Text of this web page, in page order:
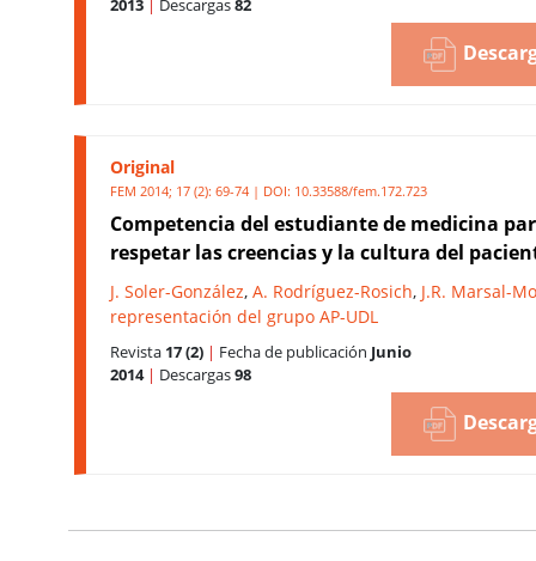
2013 | Descargas82
Original
FEM 2014; 17 (2): 69-74 | DOI: 10.33588/fem.172.723
Competencia del estudiante de medicina
respetar las creencias y la cultura del
J. Soler-González, A. Rodríguez-Rosich, J.R. Marsal-
representación del grupo AP-UDL
Revista 17 (2) | Fecha de publicación Junio
2014 | Descargas98